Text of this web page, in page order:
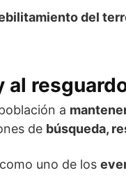
del
al
a
de búsqueda,
uno de los